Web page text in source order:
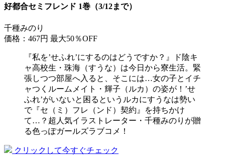
好都合セミフレンド 1巻（3/12まで）
千種みのり
価格：467円 最大50％OFF
『私を’せふれ’にするのはどうですか？』ド陰キ
ャ高校生・珠海（すうな）は今日から寮生活。緊
張しつつ部屋へ入ると、そこには…女の子とイチ
ャつくルームメイト・輝子（ルカ）の姿が！’せ
ふれ’がいないと困るというルカにすうなは勢い
で『セ（ミ）フレ（ンド）契約』を持ちかけ
て…？超人気イラストレーター・千種みのりが贈
る色っぽガールズラブコメ！
クリックして今すぐチェック